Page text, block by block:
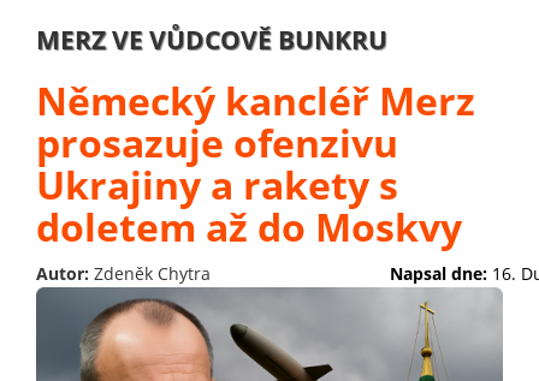
MERZ VE VŮDCOVĚ BUNKRU
Německý kancléř Merz
prosazuje ofenzivu
Ukrajiny a rakety s
doletem až do Moskvy
Autor: Zdeněk Chytra Napsal dne: 16.